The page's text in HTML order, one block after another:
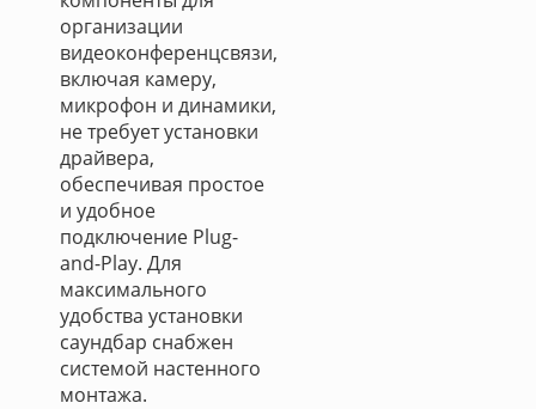
организации
видеоконференцсвязи,
включая камеру,
микрофон и динамики,
не требует установки
драйвера,
обеспечивая простое
и удобное
подключение Plug-
and-Play. Для
максимального
удобства установки
саундбар снабжен
системой настенного
монтажа.